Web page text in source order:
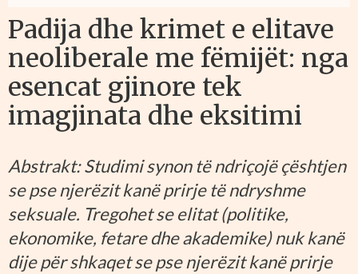
Padija dhe krimet e elitave
neoliberale me fëmijët: nga
esencat gjinore tek
imagjinata dhe eksitimi
Abstrakt: Studimi synon të ndriçojë çështjen
se pse njerëzit kanë prirje të ndryshme
seksuale. Tregohet se elitat (politike,
ekonomike, fetare dhe akademike) nuk kanë
dije për shkaqet se pse njerëzit kanë prirje